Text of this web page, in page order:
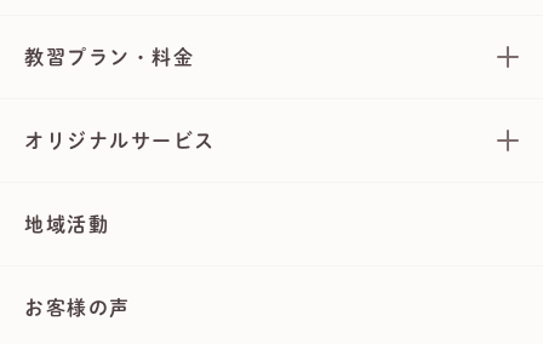
教習プラン・料金
オリジナルサービス
地域活動
お客様の声